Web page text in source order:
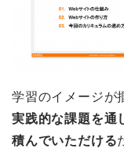
学習のイメージが
実践的な課題を通
積んでいただける